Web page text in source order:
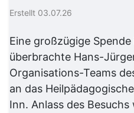
Erstellt 03.07.26
Eine großzügige
überbrachte Hans-
Organisations-Teams
an das
Inn. Anlass des